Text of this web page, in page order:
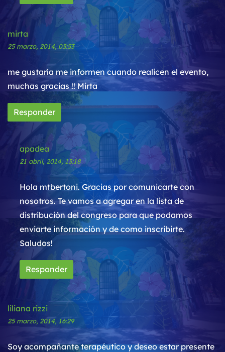
mirta
25 marzo, 2014, 03:53
me gustaría me informen cuando realicen el evento,
muchas gracias !! Mirta
Responder
apadea
21 abril, 2014, 13:18
Hola mtbertoni. Gracias por comunicarte con
nosotros. Te vamos a agregar en la lista de
distribución del congreso para que podamos
enviarte información y de como inscribirte.
Saludos!
Responder
liliana rizzi
25 marzo, 2014, 16:29
Soy acompañante terapéutico y deseo estar presente